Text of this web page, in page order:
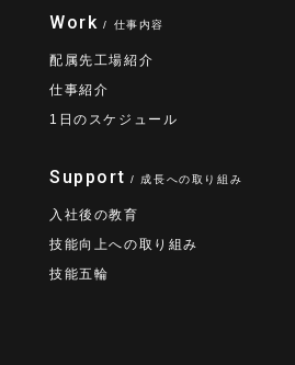
Work / 仕事内容
配属先工場紹介
仕事紹介
1日のスケジュール
Support / 成長への取り組み
入社後の教育
技能向上への取り組み
技能五輪